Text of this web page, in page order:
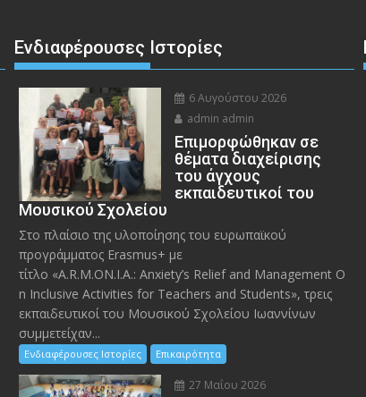
Ενδιαφέρουσες Ιστορίες
6 Αυγούστου 2026
admin admin
Eπιμορφώθηκαν σε
θέματα διαχείρισης
του άγχους
εκπαιδευτικοί του
Μουσικού Σχολείου
Στο πλαίσιο της υλοποίησης του ευρωπαϊκού
προγράμματος Erasmus+ με
τίτλο «A.R.M.ON.I.A.: Anxiety’s Relief and Management O
n Inclusive Activities for Teachers and Students», τρεις
εκπαιδευτικοί του Μουσικού Σχολείου Ιωαννίνων
συμμετείχαν...
Ενδιαφέρουσες Ιστορίες Επικαιρότητα
27 Μαΐου 2026